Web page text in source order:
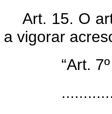
Art. 15. O
a vigorar
“Art.